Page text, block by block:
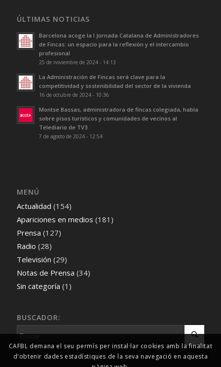
ÚLTIMAS NOTICIAS
Barcelona acoge la I Jornada Catalana de Administradores
de Fincas: un espacio para la reflexión y el intercambio
profesional
25 de noviembre de 2024 - 14:13
La Administración de Fincas será clave para la
competitividad y sostenibilidad del sector de la vivienda
16 de octubre de 2024 - 10:36
Montse Bassas, administradora de fincas colegiada, habla
sobre pisos turísticos y comunidades de vecinos al
Telediario de TV3
7 de agosto de 2024 - 12:54
MENÚ
Actualidad (154)
Apariciones en medios (181)
Prensa (127)
Radio (28)
Televisión (29)
Notas de Prensa (34)
Sin categoría (1)
BUSCADOR:
CAFBL demana el seu permís per instal·lar cookies amb la finalitat
d'obtenir dades estadístiques de la seva navegació en aquesta